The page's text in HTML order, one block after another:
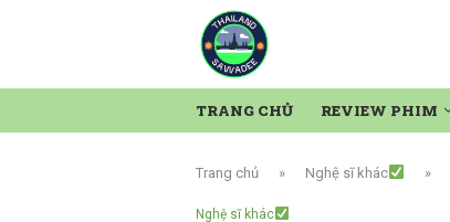
TRANG CHỦ REVIEW PHIM
Trang chủ » Nghệ sĩ khác »
Nghệ sĩ khác